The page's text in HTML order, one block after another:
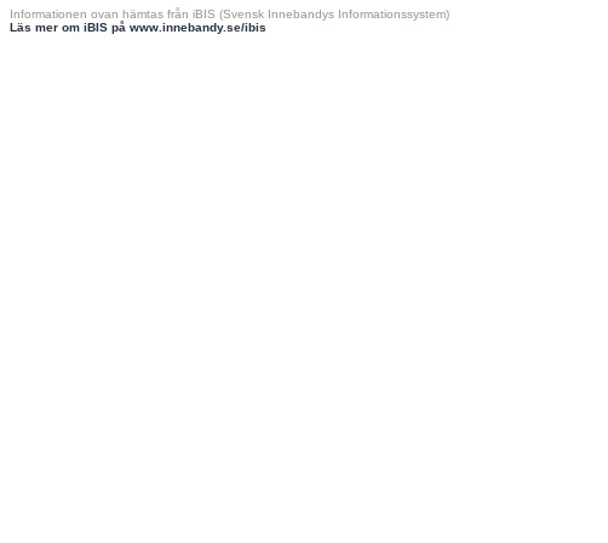
Informationen ovan hämtas från iBIS (Svensk Innebandys Informationssystem)
Läs mer om iBIS på www.innebandy.se/ibis